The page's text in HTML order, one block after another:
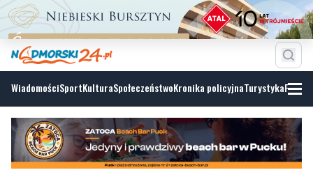
WiadomościSportKulturaSpołeczeństwoKronika policyjnaTurystyka